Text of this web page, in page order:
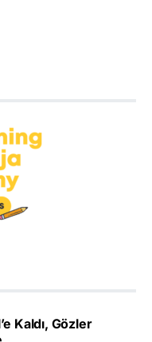
Kaldı, Gözler